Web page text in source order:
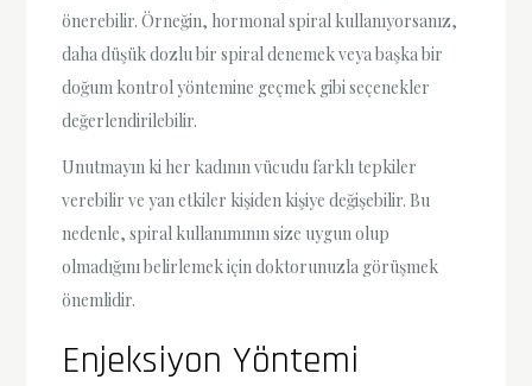
önerebilir. Örneğin, hormonal spiral kullanıyorsanız,
daha düşük dozlu bir spiral denemek veya başka bir
doğum kontrol yöntemine geçmek gibi seçenekler
değerlendirilebilir.
Unutmayın ki her kadının vücudu farklı tepkiler
verebilir ve yan etkiler kişiden kişiye değişebilir. Bu
nedenle, spiral kullanımının size uygun olup
olmadığını belirlemek için doktorunuzla görüşmek
önemlidir.
Enjeksiyon Yöntemi